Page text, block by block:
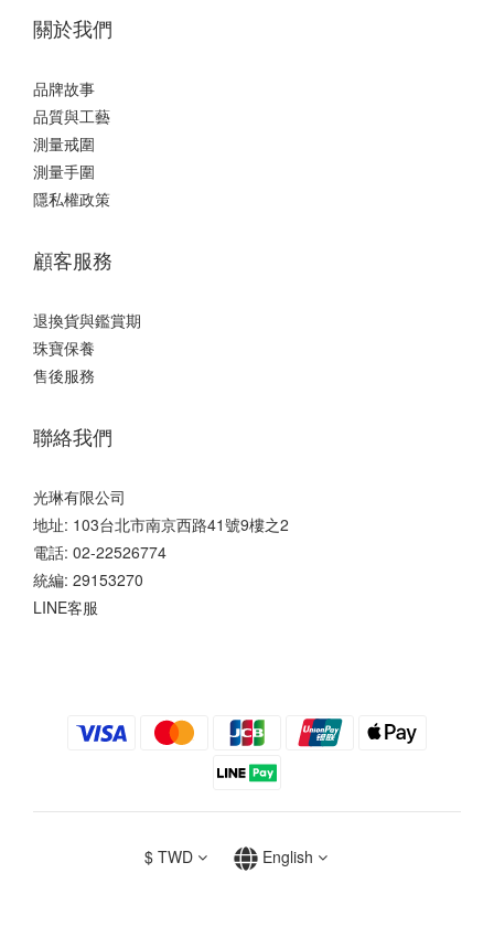
關於我們
品牌故事
品質與工藝
測量戒圍
測量手圍
隱私權政策
顧客服務
退換貨與鑑賞期
珠寶保養
售後服務
聯絡我們
光琳有限公司
地址: 103台北市南京西路41號9樓之2
電話: 02-22526774
統編: 29153270
LINE客服
$ TWD English